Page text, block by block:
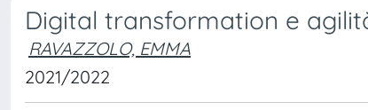
Digital transformation e
RAVAZZOLO, EMMA
2021/2022